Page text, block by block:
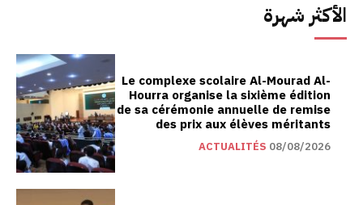
الأكثر شهرة
Le complexe scolaire Al-Mourad Al-
Hourra organise la sixième édition
de sa cérémonie annuelle de remise
des prix aux élèves méritants
ACTUALITÉS 08/08/2026